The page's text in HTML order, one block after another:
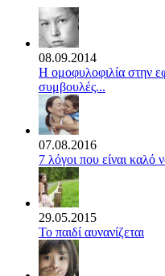
08.09.2014
Η ομοφυλοφιλία στην
συμβουλές...
07.08.2016
7 λόγοι που είναι καλό
29.05.2015
Το παιδί αυνανίζεται